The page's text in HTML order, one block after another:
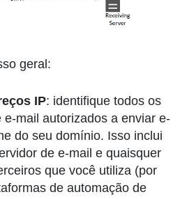
geral:
IP: identifique todos os
e-mail autorizados a enviar e-
do seu domínio. Isso inclui
de e-mail e quaisquer
que você utiliza (por
de automação de